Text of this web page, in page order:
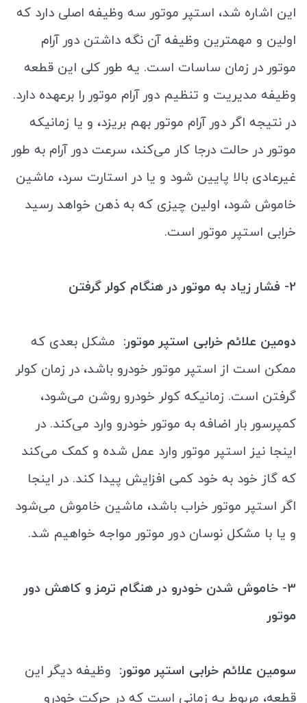
این اشاره شد، استپر موتور سه وظیفه اصلی دارد که
اولین و مهمترین وظیفه آن نگه داشتن دور آرام
موتور در زمان ساسات است. یه طور کلی این قطعه
وظیفه مدیریت و تنظیم دور آرام موتور را برعهده دارد.
در نتیجه اگر دور آرام موتور بهم بریزد، و یا زمانیکه
موتور در حالت درجا کار می‌کند، سرعت دور آرام به طور
غیرعادی بالا پایین شود و یا در استارت سرد، ماشین
خاموش شود، اولین چیزی که به ذهن خواهد رسید
خرابی استپر موتور است.
2- فشار زیاد به موتور در هنگام کولر گرفتن
دومین علائم خرابی استپر موتور: مشکل بعدی که
ممکن است از استپر موتور خودرو باشد، در زمان کولر
گرفتن است. زمانیکه کولر خودرو روشن می‌شود،
کمپرسور بار اضافه به موتور خودرو وارد می‌کند. در
اینجا نیز استپر موتور وارد عمل شده و کمک می‌کند
که گاز خود به خود کمی افزایش پیدا کند. در اینجا
اگر استپر موتور خراب باشد، ماشین خاموش می‌شود
و یا با مشکل نوسان دور موتور مواجه خواهیم شد.
3- خاموش شدن خودرو در هنگام ترمز و کاهش دور
موتور
سومین علائم خرابی استپر موتور: وظیفه دیگر این
قطعه، مربوط یه زمانی است که در حرکت خودرو